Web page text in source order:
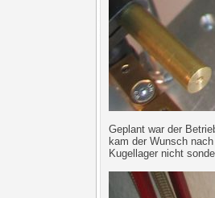
Geplant war der
kam der Wunsch
Kugellager nicht